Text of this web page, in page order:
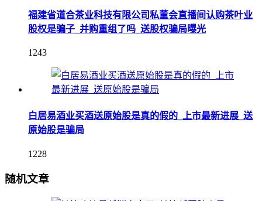
福建省道合茶业科技有限公司私董会直播间认购茶叶业
股权是骗子_并购重组了吗_送股权骗局曝光
1243
白居易酒业买酒送原始股是真的假的_上市最新进展_送
原始股是骗局
1228
随机文章